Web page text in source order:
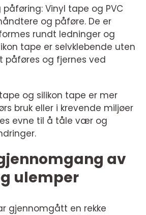
Vinyl tape og PVC
og påføre. De er
rundt ledninger og
tape er selvklebende uten
påføres og fjernes ved
tape og silikon tape er mer
bruk eller i krevende miljøer
evne til å tåle vær og
av
ulemper
gjennomgått en rekke